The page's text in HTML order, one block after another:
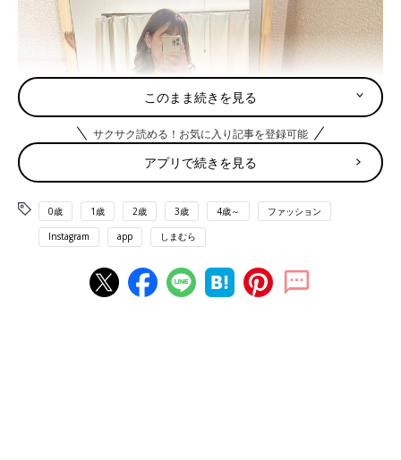
このまま続きを見る
サクサク読める！お気に入り記事を登録可能
アプリで続きを見る
0歳 1歳 2歳 3歳 4歳～ ファッション
Instagram app しまむら